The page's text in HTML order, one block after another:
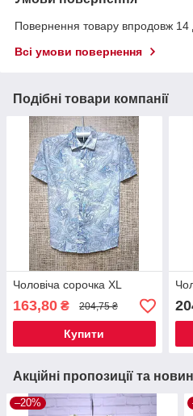
Повернення товару впродовж 14
Всі умови повернення
Подібні товари компанії
Чоловіча сорочка XL
163,80 ₴ 204,75 ₴
Купити
Акційні пропозиції та
–20%